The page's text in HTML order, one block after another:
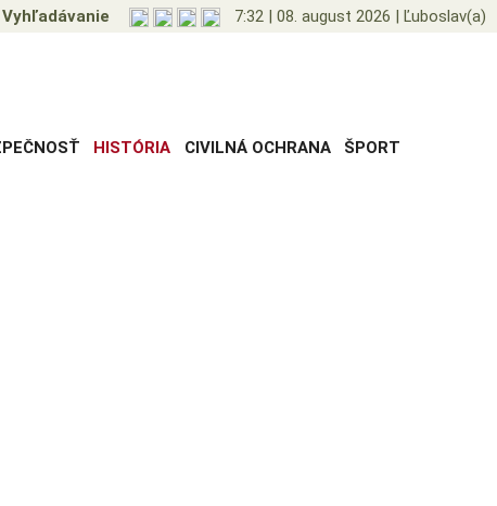
Vyhľadávanie 7:32 | 08. august 2026 | Ľuboslav(a)
HISTÓRIA CIVILNÁ OCHRANA ŠPORT